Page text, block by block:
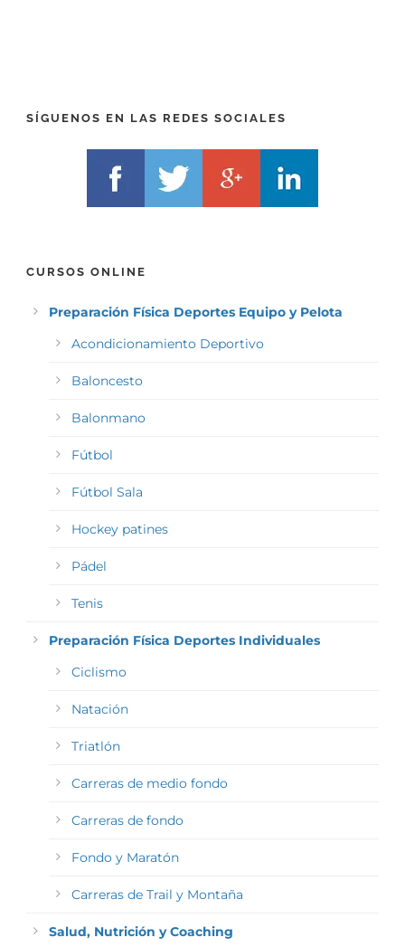
SÍGUENOS EN LAS REDES SOCIALES
CURSOS ONLINE
Preparación Física Deportes Equipo y Pelota
Acondicionamiento Deportivo
Baloncesto
Balonmano
Fútbol
Fútbol Sala
Hockey patines
Pádel
Tenis
Preparación Física Deportes Individuales
Ciclismo
Natación
Triatlón
Carreras de medio fondo
Carreras de fondo
Fondo y Maratón
Carreras de Trail y Montaña
Salud, Nutrición y Coaching